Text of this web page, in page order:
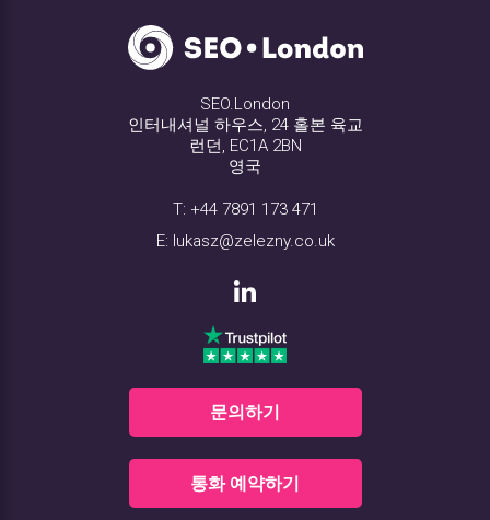
SEO.London
인터내셔널 하우스, 24 홀본 육교
런던, EC1A 2BN
영국
T: +44 7891 173 471
E: lukasz@zelezny.co.uk
문의하기
통화 예약하기